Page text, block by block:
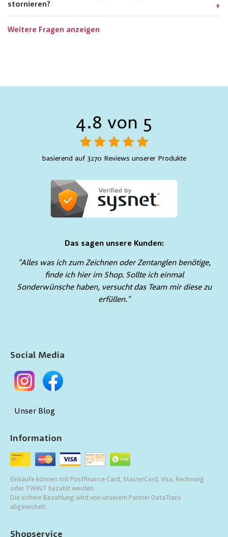
stornieren?
Weitere Fragen anzeigen
4.8 von 5
basierend auf 3270 Reviews unserer Produkte
Das sagen unsere Kunden:
"Alles was ich zum Zeichnen oder Zentanglen benötige,
finde ich hier im Shop. Sollte ich einmal
Sonderwünsche haben, versucht das Team mir diese zu
erfüllen."
Shopservice
Information
Einkäufe können mit Postfinance Card, MasterCard, Visa, Rechnung
oder TWINT bezahlt werden.
Die sichere Bezahlung wird von unserem Partner DataTrans
abgewickelt.
Social Media
Unser Blog